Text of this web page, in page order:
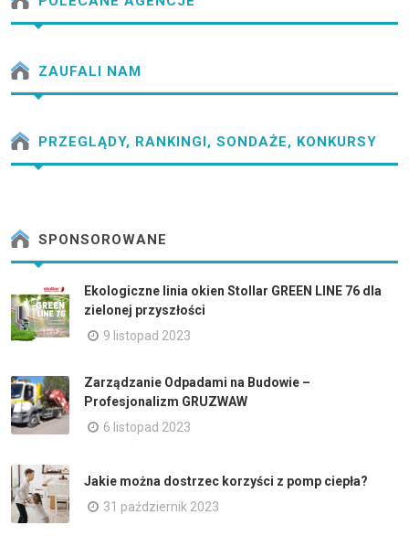
ZAUFALI NAM
PRZEGLĄDY, RANKINGI, SONDAŻE, KONKURSY
SPONSOROWANE
Ekologiczne linia okien Stollar GREEN LINE 76 dla
zielonej przyszłości
9 listopad 2023
Zarządzanie Odpadami na Budowie –
Profesjonalizm GRUZWAW
6 listopad 2023
Jakie można dostrzec korzyści z pomp ciepła?
31 październik 2023